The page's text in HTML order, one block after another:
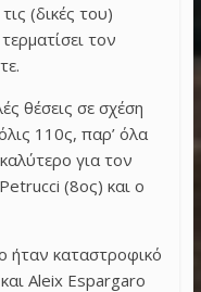
(δικές του)
τον
θέσεις σε σχέση
110ς, παρ’ όλα
για τον
(8ος) και ο
ήταν καταστροφικό
Aleix Espargaro